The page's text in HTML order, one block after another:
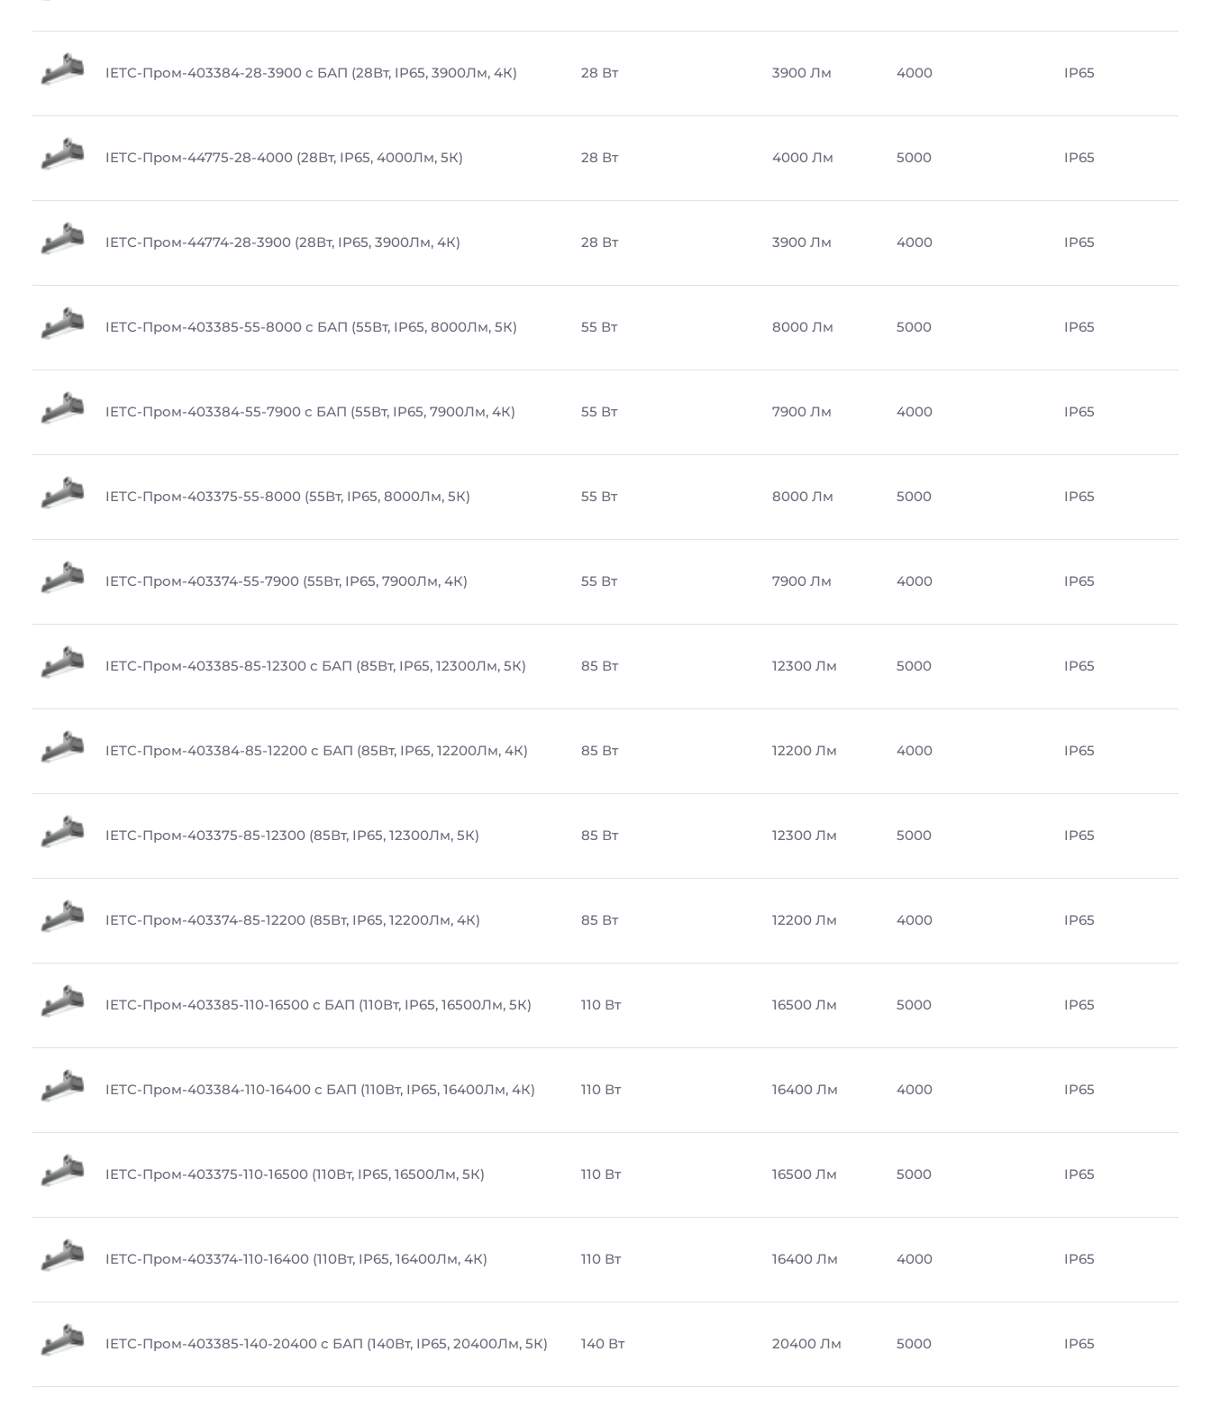
IETC-Пром-403384-28-3900 с БАП (28Вт, IP65, 3900Лм, 4К) 28 Вт 3900 Лм 4000 IP65
IETC-Пром-44775-28-4000 (28Вт, IP65, 4000Лм, 5К) 28 Вт 4000 Лм 5000 IP65
IETC-Пром-44774-28-3900 (28Вт, IP65, 3900Лм, 4К) 28 Вт 3900 Лм 4000 IP65
IETC-Пром-403385-55-8000 с БАП (55Вт, IP65, 8000Лм, 5К) 55 Вт 8000 Лм 5000 IP65
IETC-Пром-403384-55-7900 с БАП (55Вт, IP65, 7900Лм, 4К) 55 Вт 7900 Лм 4000 IP65
IETC-Пром-403375-55-8000 (55Вт, IP65, 8000Лм, 5К) 55 Вт 8000 Лм 5000 IP65
IETC-Пром-403374-55-7900 (55Вт, IP65, 7900Лм, 4К) 55 Вт 7900 Лм 4000 IP65
IETC-Пром-403385-85-12300 с БАП (85Вт, IP65, 12300Лм, 5К) 85 Вт 12300 Лм 5000 IP65
IETC-Пром-403384-85-12200 с БАП (85Вт, IP65, 12200Лм, 4К) 85 Вт 12200 Лм 4000 IP65
IETC-Пром-403375-85-12300 (85Вт, IP65, 12300Лм, 5К) 85 Вт 12300 Лм 5000 IP65
IETC-Пром-403374-85-12200 (85Вт, IP65, 12200Лм, 4К) 85 Вт 12200 Лм 4000 IP65
IETC-Пром-403385-110-16500 с БАП (110Вт, IP65, 16500Лм, 5К) 110 Вт 16500 Лм 5000 IP65
IETC-Пром-403384-110-16400 с БАП (110Вт, IP65, 16400Лм, 4К) 110 Вт 16400 Лм 4000 IP65
IETC-Пром-403375-110-16500 (110Вт, IP65, 16500Лм, 5К) 110 Вт 16500 Лм 5000 IP65
IETC-Пром-403374-110-16400 (110Вт, IP65, 16400Лм, 4К) 110 Вт 16400 Лм 4000 IP65
IETC-Пром-403385-140-20400 с БАП (140Вт, IP65, 20400Лм, 5К) 140 Вт 20400 Лм 5000 IP65